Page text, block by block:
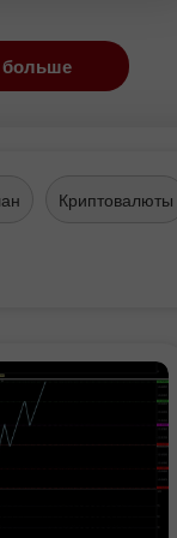
больше
Криптовалюты